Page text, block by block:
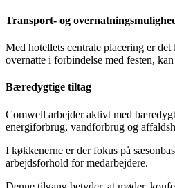
Transport- og
Med hotellets centrale placering er
overnatte i forbindelse med festen,
Bæredygtige tiltag
Comwell arbejder aktivt med
energiforbrug, vandforbrug og
I køkkenerne er der fokus på
arbejdsforhold for medarbejdere.